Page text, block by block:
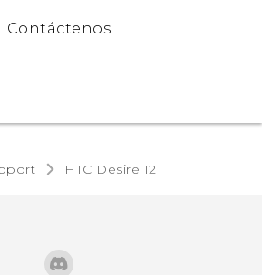
Contáctenos
HTC Desire 12‎